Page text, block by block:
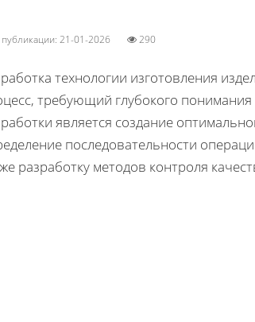
публикации: 21-01-2026 290
технологии изготовления
требующий глубокого
является создание
последовательности
разработку методов контроля